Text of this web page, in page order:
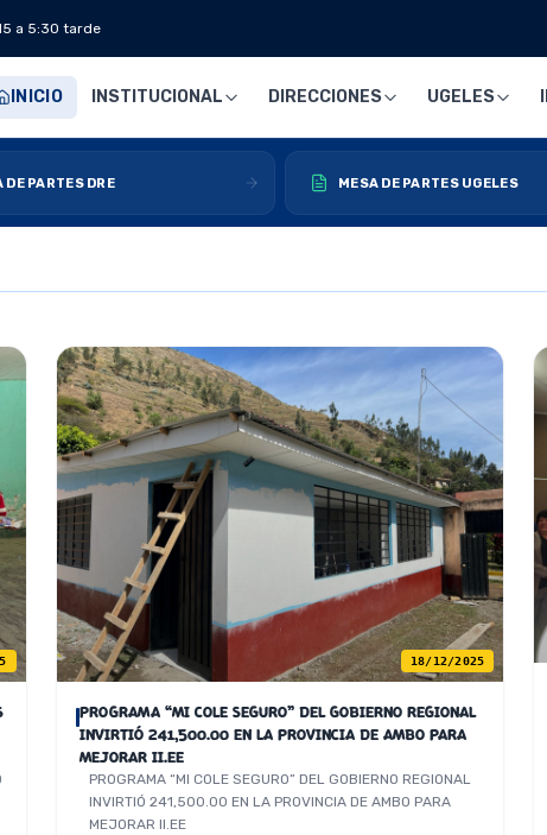
a 5:30 tarde
INICIO INSTITUCIONAL DIRECCIONES UGELES
DE PARTES DRE MESA DE PARTES UGELES
18/12/2025
PROGRAMA “MI COLE SEGURO” DEL GOBIERNO REGIONAL
INVIRTIÓ 241,500.00 EN LA PROVINCIA DE AMBO PARA
MEJORAR II.EE
PROGRAMA “MI COLE SEGURO” DEL GOBIERNO REGIONAL
INVIRTIÓ 241,500.00 EN LA PROVINCIA DE AMBO PARA
MEJORAR II.EE